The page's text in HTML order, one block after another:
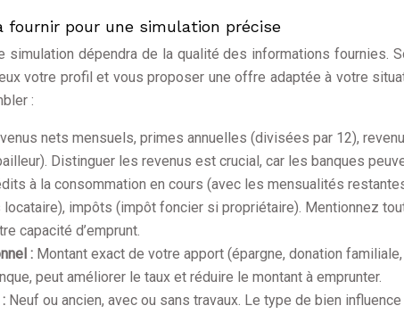
fournir pour une simulation précise
simulation dépendra de la qualité des informations fournies.
votre profil et vous proposer une offre adaptée à votre
:
nets mensuels, primes annuelles (divisées par 12),
Distinguer les revenus est crucial, car les banques
à la consommation en cours (avec les mensualités
impôts (impôt foncier si propriétaire). Mentionnez
capacité d’emprunt.
: Montant exact de votre apport (épargne, donation
peut améliorer le taux et réduire le montant à emprunter.
Neuf ou ancien, avec ou sans travaux. Le type de bien